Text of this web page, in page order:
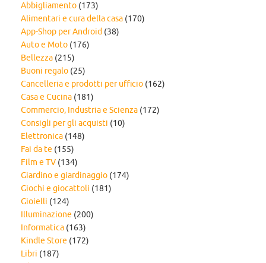
Abbigliamento (173)
Alimentari e cura della casa (170)
App-Shop per Android (38)
Auto e Moto (176)
Bellezza (215)
Buoni regalo (25)
Cancelleria e prodotti per ufficio (162)
Casa e Cucina (181)
Commercio, Industria e Scienza (172)
Consigli per gli acquisti (10)
Elettronica (148)
Fai da te (155)
Film e TV (134)
Giardino e giardinaggio (174)
Giochi e giocattoli (181)
Gioielli (124)
Illuminazione (200)
Informatica (163)
Kindle Store (172)
Libri (187)